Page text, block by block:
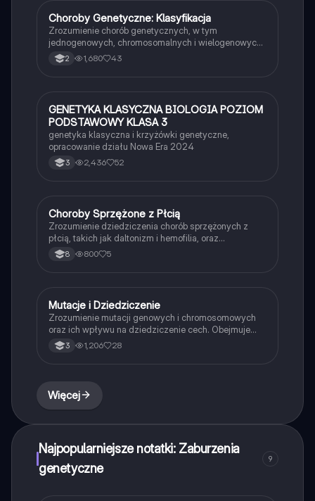
studentów biologii.
Biologia
Choroby Genetyczne: Klasyfikacja
Zrozumienie chorób genetycznych, w tym
jednogenowych, chromosomalnych i wielogenowych.
Dowiedz się o mechanizmach dziedziczenia,
objawach oraz przykładach takich jak choroba
2 1,680 43
Biologia
GENETYKA KLASYCZNA BIOLOGIA POZIOM
PODSTAWOWY KLASA 3
genetyka klasyczna i krzyżówki genetyczne,
opracowanie działu Nowa Era 2024
3 2,436 52
Biologia
Choroby Sprzężone z Płcią
Zrozumienie dziedziczenia chorób sprzężonych z
płcią, takich jak daltonizm i hemofilia, oraz
dziedziczenie grup krwi. Materiał obejmuje przykłady
krzyżówek genetycznych i obliczenia
8 800 5
Biologia
Mutacje i Dziedziczenie
Zrozumienie mutacji genowych i chromosomowych
oraz ich wpływu na dziedziczenie cech. Obejmuje
kluczowe pojęcia takie jak substytucja, insercja,
delecja, a także choroby genetyczne i aberracje
3 1,206 28
Więcej
Najpopularniejsze notatki: Zaburzenia
genetyczne
9